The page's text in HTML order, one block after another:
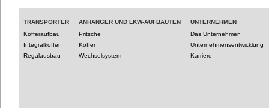
TRANSPORTER
Kofferaufbau
Integralkoffer
Regalausbau
ANHÄNGER UND LKW-AUFBAUTEN
Pritsche
Koffer
Wechselsystem
UNTERNEHMEN
Das Unternehmen
Unternehmensentwicklung
Karriere